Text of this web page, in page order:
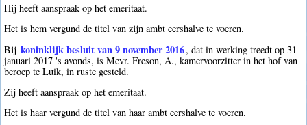
Hij heeft aanspraak op het emeritaat.
Het is hem vergund de titel van zijn ambt eershalve te voeren.
Bij koninklijk besluit van 9 november 2016, dat in werking treedt op 31
januari 2017 's avonds, is Mevr. Freson, A., kamervoorzitter in het hof van
beroep te Luik, in ruste gesteld.
Zij heeft aanspraak op het emeritaat.
Het is haar vergund de titel van haar ambt eershalve te voeren.